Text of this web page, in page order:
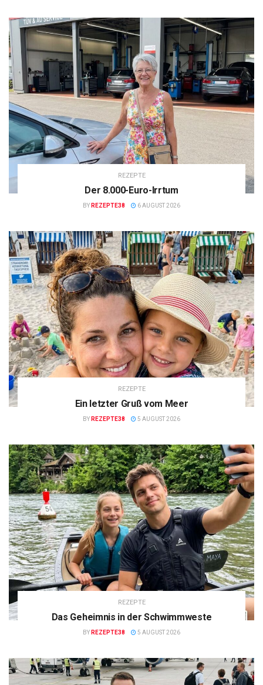
REZEPTE
Der 8.000-Euro-Irrtum
BY REZEPTE38 6 AUGUST 2026
REZEPTE
Ein letzter Gruß vom Meer
BY REZEPTE38 5 AUGUST 2026
REZEPTE
Das Geheimnis in der Schwimmweste
BY REZEPTE38 5 AUGUST 2026